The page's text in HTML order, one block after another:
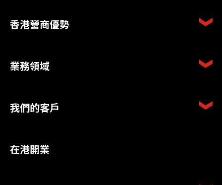
香港營商優勢
業務領域
我們的客戶
在港開業